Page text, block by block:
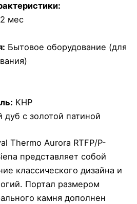
мес
Бытовое оборудование (для
КНР
дуб с золотой патиной
Thermo Aurora RTFP/P-
представляет собой
классического дизайна и
Портал размером
камня дополнен